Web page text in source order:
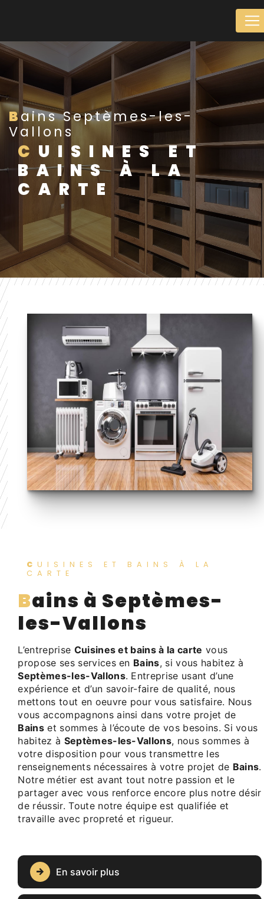
Bains Septèmes-les-
Vallons
CUISINES ET
BAINS À LA
CARTE
CUISINES ET BAINS À LA
CARTE
Bains à Septèmes-
les-Vallons
L’entreprise Cuisines et bains à la carte vous
propose ses services en Bains, si vous habitez à
Septèmes-les-Vallons. Entreprise usant d’une
expérience et d’un savoir-faire de qualité, nous
mettons tout en oeuvre pour vous satisfaire. Nous
vous accompagnons ainsi dans votre projet de
Bains et sommes à l’écoute de vos besoins. Si vous
habitez à Septèmes-les-Vallons, nous sommes à
votre disposition pour vous transmettre les
renseignements nécessaires à votre projet de Bains.
Notre métier est avant tout notre passion et le
partager avec vous renforce encore plus notre désir
de réussir. Toute notre équipe est qualifiée et
travaille avec propreté et rigueur.
En savoir plus